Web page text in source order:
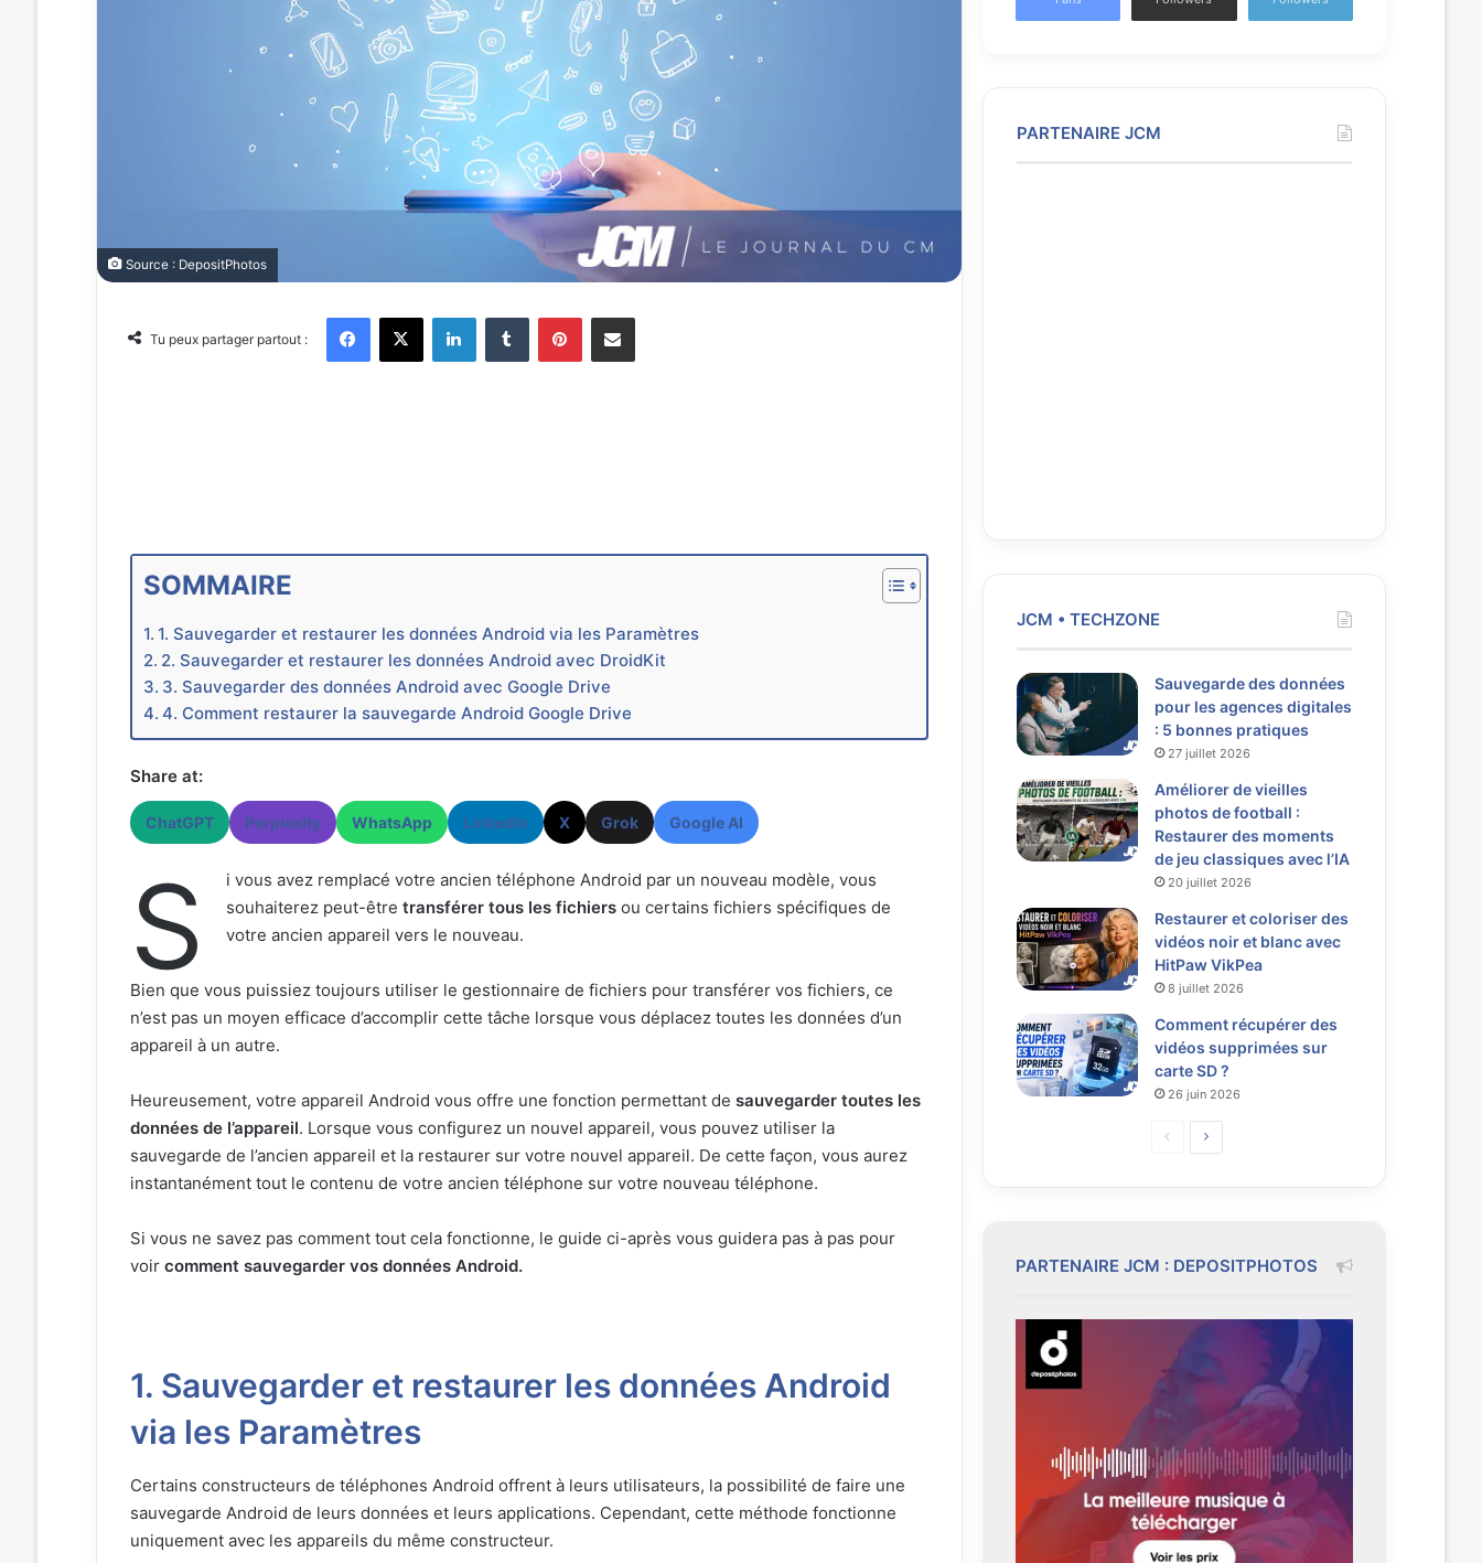
Source : DepositPhotos
Tu peux partager partout :
Facebook X Linkedin Tumblr Pinterest Partager par email
SOMMAIRE
1. Sauvegarder et restaurer les données Android via les Paramètres
2. Sauvegarder et restaurer les données Android avec DroidKit
3. Sauvegarder des données Android avec Google Drive
4. Comment restaurer la sauvegarde Android Google Drive
Share at:
ChatGPT Perplexity WhatsApp LinkedIn X Grok Google AI
S
i vous avez remplacé votre ancien téléphone Android par un nouveau modèle, vous
souhaiterez peut-être transférer tous les fichiersou certains fichiers spécifiques de
votre ancien appareil vers le nouveau.
Bien que vous puissiez toujours utiliser le gestionnaire de fichiers pour transférer vos fichiers, ce
n’est pas un moyen efficace d’accomplir cette tâche lorsque vous déplacez toutes les données d’un
appareil à un autre.
Heureusement, votre appareil Android vous offre une fonction permettant de sauvegarder toutes les
données de l’appareil. Lorsque vous configurez un nouvel appareil, vous pouvez utiliser la
sauvegarde de l’ancien appareil et la restaurer sur votre nouvel appareil. De cette façon, vous aurez
instantanément tout le contenu de votre ancien téléphone sur votre nouveau téléphone.
Si vous ne savez pas comment tout cela fonctionne, le guide ci-après vous guidera pas à pas pour
voir comment sauvegarder vos données Android.
1. Sauvegarder et restaurer les données Android
via les Paramètres
Certains constructeurs de téléphones Android offrent à leurs utilisateurs, la possibilité de faire une
sauvegarde Android de leurs données et leurs applications. Cependant, cette méthode fonctionne
uniquement avec les appareils du même constructeur.
PARTENAIRE JCM
JCM • TECHZONE
Sauvegarde des données
pour les agences digitales
: 5 bonnes pratiques
27 juillet 2026
Améliorer de vieilles
photos de football :
Restaurer des moments
de jeu classiques avec l’IA
20 juillet 2026
Restaurer et coloriser des
vidéos noir et blanc avec
HitPaw VikPea
8 juillet 2026
Comment récupérer des
vidéos supprimées sur
carte SD ?
26 juin 2026
p
é
c
e
n
t
e
P
s
i
a
t
e
PARTENAIRE JCM : DEPOSITPHOTOS